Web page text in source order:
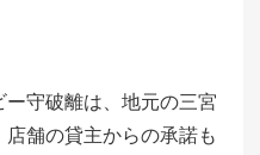
守破離は、地元の三宮
舗の貸主からの承諾も